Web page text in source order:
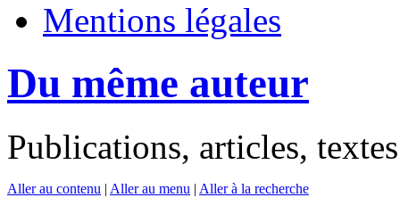
Mentions légales
Du même auteur
Publications, articles,
Aller au contenu | Aller au menu | Aller à la recherche